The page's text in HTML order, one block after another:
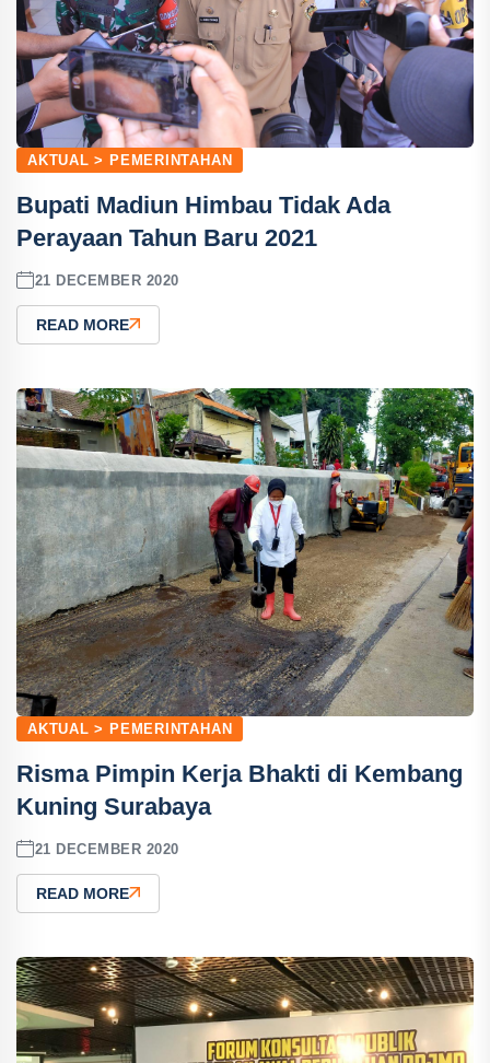
AKTUAL > PEMERINTAHAN
Bupati Madiun Himbau Tidak Ada
Perayaan Tahun Baru 2021
21 DECEMBER 2020
READ MORE
AKTUAL > PEMERINTAHAN
Risma Pimpin Kerja Bhakti di Kembang
Kuning Surabaya
21 DECEMBER 2020
READ MORE